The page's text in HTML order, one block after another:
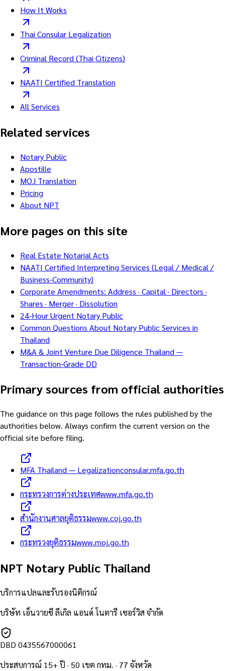
How It Works
Thai Consular Legalization
Criminal Record (Thai Citizens)
NAATI Certified Translation
All Services
Related services
Notary Public
Apostille
MOJ Translation
Pricing
About NPT
More pages on this site
Real Estate Notarial Acts
NAATI Certified Interpreting Services (Legal / Medical /
Business-Community)
Corporate Amendments: Address · Capital · Directors ·
Shares · Merger · Dissolution
24-Hour Urgent Notary Public
Common Questions About Notary Public Services in
Thailand
M&A & Joint Venture Due Diligence Thailand —
Transaction-Grade DD
Primary sources from official authorities
The guidance on this page follows the rules published by the
authorities below. Always confirm the current version on the
official site before filing.
MFA Thailand — Legalizationconsular.mfa.go.th
กระทรวงการต่างประเทศwww.mfa.go.th
สำนักงานศาลยุติธรรมwww.coj.go.th
กระทรวงยุติธรรมwww.moj.go.th
NPT Notary Public Thailand
บริการแปลและรับรองนิติกรณ์
บริษัท เอ็นวายซี ลีเกิล แอนด์ โนตารี เซอร์วิส จำกัด
DBD 0435567000061
ประสบการณ์ 15+ ปี · 50 เขต กทม. · 77 จังหวัด